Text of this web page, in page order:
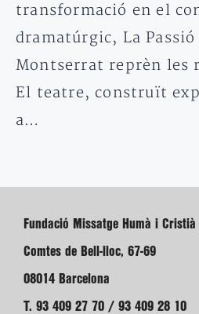
transformació en el
dramatúrgic, La Passió
Montserrat reprèn les
El teatre, construït
a…
Fundació Missatge Humà i Cristià
Comtes de Bell-lloc, 67-69
08014 Barcelona
T. 93 409 27 70 / 93 409 28 10